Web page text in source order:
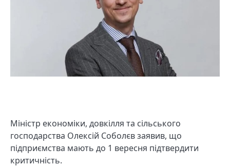
Міністр економіки, довкілля та сільського
господарства Олексій Соболєв заявив, що
підприємства мають до 1 вересня підтвердити
критичність.